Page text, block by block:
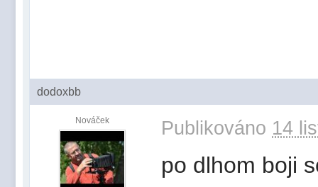
dodoxbb
Nováček Publikováno 14
po dlhom boji